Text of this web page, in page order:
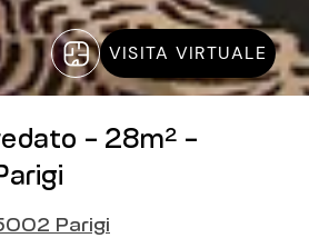
VISITA VIRTUALE
- 28m² -
Parigi